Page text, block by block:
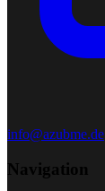
info@azubme.de
Navigation